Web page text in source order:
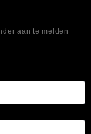
aan te melden